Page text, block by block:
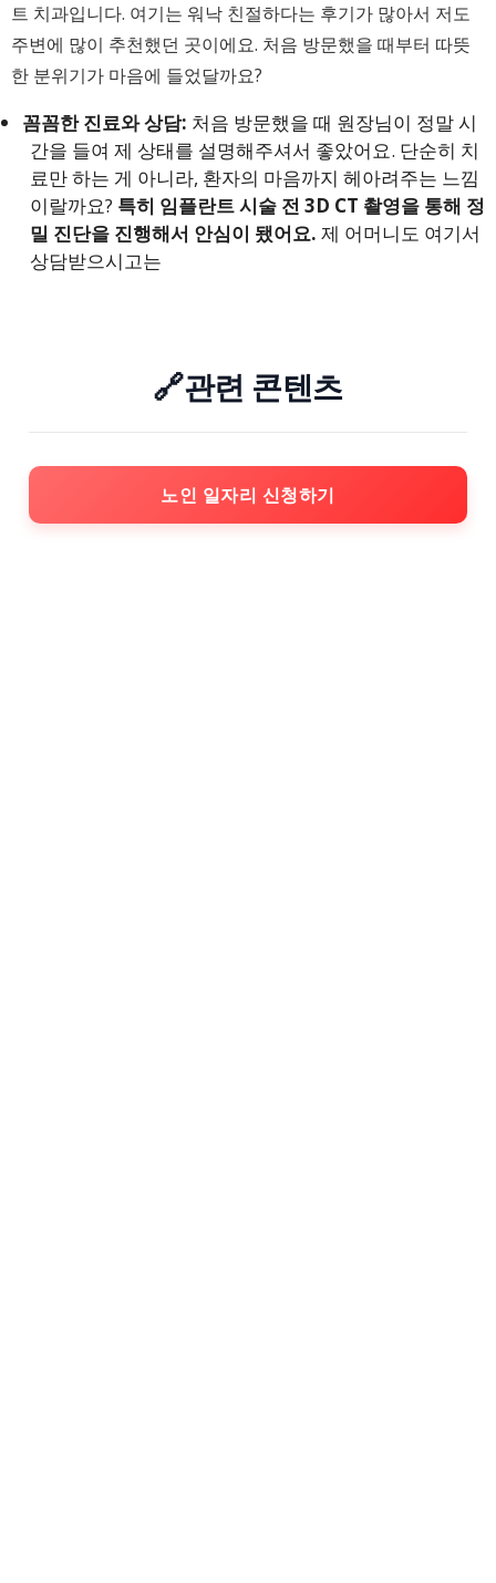
트 치과입니다. 여기는 워낙 친절하다는 후기가 많아서 저도
주변에 많이 추천했던 곳이에요. 처음 방문했을 때부터 따뜻
한 분위기가 마음에 들었달까요?
꼼꼼한 진료와 상담: 처음 방문했을 때 원장님이 정말 시
간을 들여 제 상태를 설명해주셔서 좋았어요. 단순히 치
료만 하는 게 아니라, 환자의 마음까지 헤아려주는 느낌
이랄까요? 특히 임플란트 시술 전 3D CT 촬영을 통해 정
밀 진단을 진행해서 안심이 됐어요. 제 어머니도 여기서
상담받으시고는
🔗관련 콘텐츠
노인 일자리 신청하기